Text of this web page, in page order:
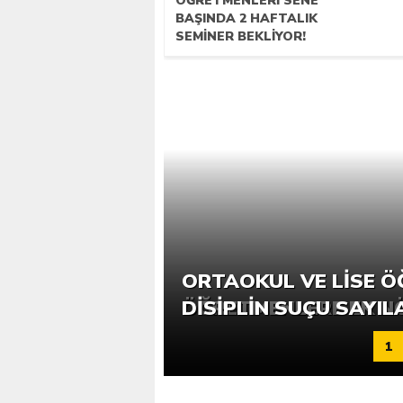
BAŞINDA 2 HAFTALIK
SEMINER BEKLIYOR!
ÖĞRETMENLERE EK
ORTAOKUL VE LISE
DISIPLIN SUÇU
1